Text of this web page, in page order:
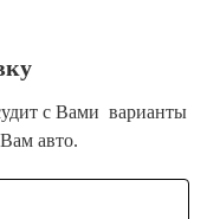
с Вами варианты
авто.